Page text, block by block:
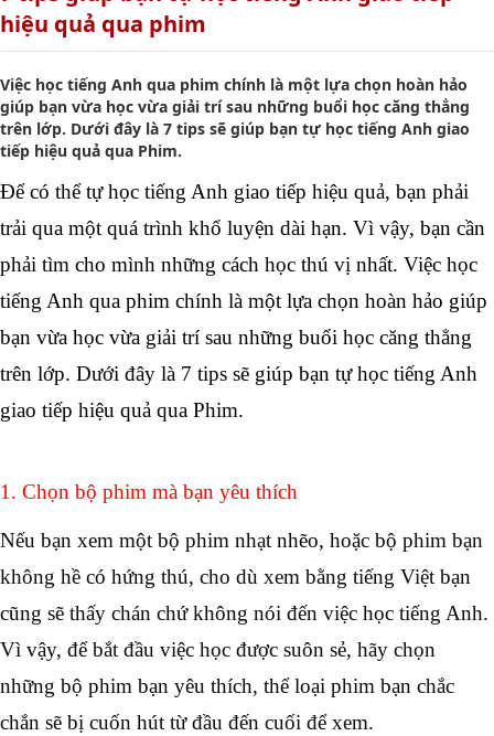
hiệu quả qua phim
Việc học tiếng Anh qua phim chính là một lựa chọn hoàn hảo
giúp bạn vừa học vừa giải trí sau những buổi học căng thẳng
trên lớp. Dưới đây là 7 tips sẽ giúp bạn tự học tiếng Anh giao
tiếp hiệu quả qua Phim.
Để có thể tự học tiếng Anh giao tiếp hiệu quả, bạn phải
trải qua một quá trình khổ luyện dài hạn. Vì vậy, bạn cần
phải tìm cho mình những cách học thú vị nhất. Việc học
tiếng Anh qua phim chính là một lựa chọn hoàn hảo giúp
bạn vừa học vừa giải trí sau những buổi học căng thẳng
trên lớp. Dưới đây là 7 tips sẽ giúp bạn tự học tiếng Anh
giao tiếp hiệu quả qua Phim.
1. Chọn bộ phim mà bạn yêu thích
Nếu bạn xem một bộ phim nhạt nhẽo, hoặc bộ phim bạn
không hề có hứng thú, cho dù xem bằng tiếng Việt bạn
cũng sẽ thấy chán chứ không nói đến việc học tiếng Anh.
Vì vậy, để bắt đầu việc học được suôn sẻ, hãy chọn
những bộ phim bạn yêu thích, thể loại phim bạn chắc
chắn sẽ bị cuốn hút từ đầu đến cuối để xem.